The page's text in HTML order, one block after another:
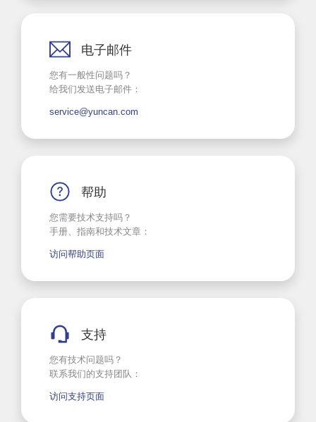
电子邮件
您有一般性问题吗？
给我们发送电子邮件：
service@yuncan.com
帮助
您需要技术支持吗？
手册、指南和技术文章：
访问帮助页面
支持
您有技术问题吗？
联系我们的支持团队：
访问支持页面